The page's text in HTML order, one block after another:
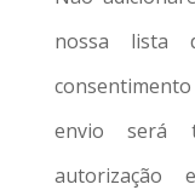
nossa lista
envio será
autorização